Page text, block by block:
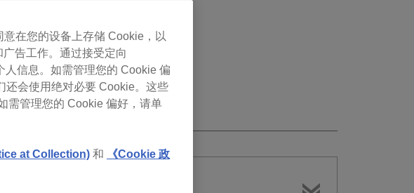
意在您的设备上存储 Cookie，以
告工作。通过接受定向
信息。如需管理您的 Cookie 偏
还会使用绝对必要 Cookie。这些
需管理您的 Cookie 偏好，请单
at Collection) 和
《Cookie 政